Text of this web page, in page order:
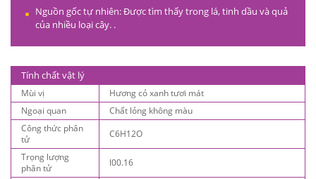
Nguồn gốc tự nhiên: Được tìm thấy trong lá, tinh dầu và quả
của nhiều loại cây. .
Tính chất vật lý
Mùi vị
Hương cỏ xanh tươi mát
Ngoại quan
Chất lỏng không màu
Công thức phân
tử
C6H12O
Trọng lượng
phân tử
l00.16